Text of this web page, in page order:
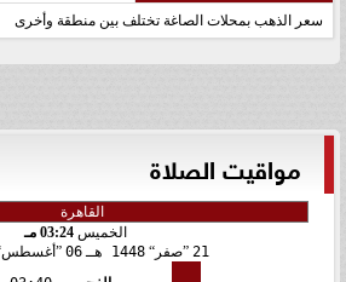
سعر الذهب بمحلات الصاغة تختلف بين منطقة وأخرى
مواقيت الصلاة
الخميس03:24 مـ
21 صفر 1448 هـ 06 أغسطس